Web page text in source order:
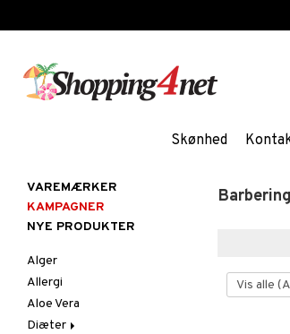
Skønhed
VAREMÆRKER
KAMPAGNER
NYE PRODUKTER
Alger
Allergi
Aloe Vera
Diæter